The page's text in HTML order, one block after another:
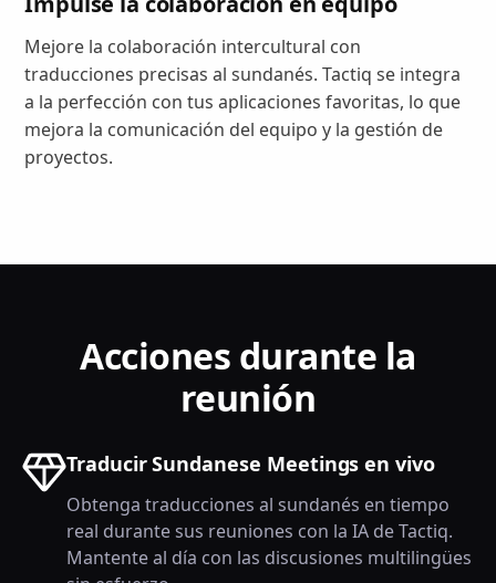
Mejore la colaboración intercultural con
traducciones precisas al sundanés. Tactiq se integra
a la perfección con tus aplicaciones favoritas, lo que
mejora la comunicación del equipo y la gestión de
proyectos.
Acciones durante la
reunión
Traducir Sundanese Meetings en vivo
Obtenga traducciones al sundanés en tiempo
real durante sus reuniones con la IA de Tactiq.
Mantente al día con las discusiones multilingües